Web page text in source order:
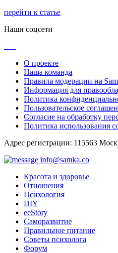
перейти к статье
Наши соцсети
О проекте
Наша команда
Правила модерации на
Информация для
Политика
Пользовательское
Согласие на обработку
Политика использования
Адрес регистрации: 115563
info@samka.co
Красота и здоровье
Отношения
Психология
DIY
ееStory
Саморазвитие
Правильное питание
Советы психолога
Форум